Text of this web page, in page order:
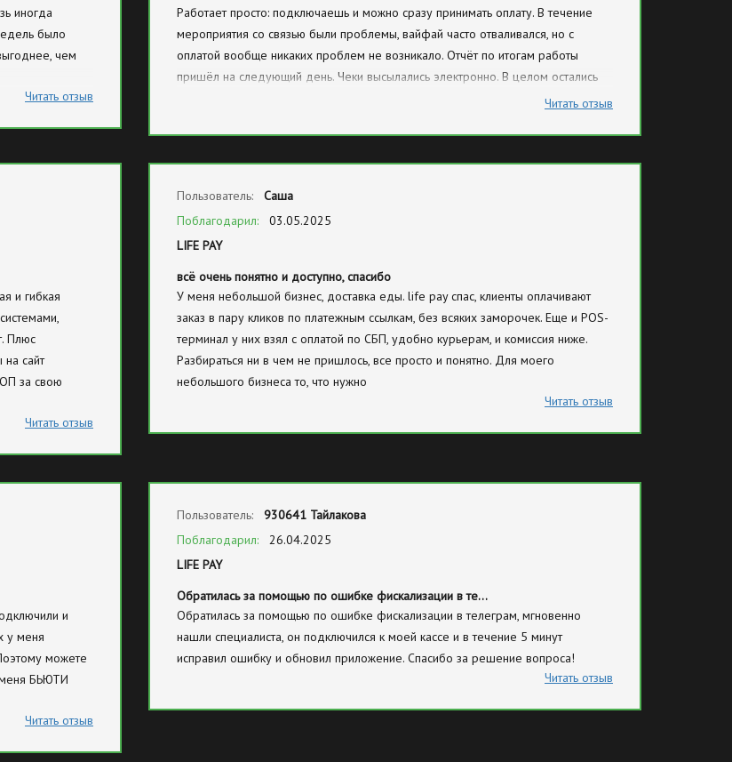
иногда
было
чем
Читать отзыв
Работает просто: подключаешь и можно сразу принимать оплату. В течение
мероприятия со связью были проблемы, вайфай часто отваливался, но с
оплатой вообще никаких проблем не возникало. Отчёт по итогам работы
пришёл на следующий день. Чеки высылались электронно. В целом остались
Читать отзыв
и гибкая
Плюс
сайт
за свою
Читать отзыв
Пользователь:
Саша
Поблагодарил:
03.05.2025
LIFE PAY
всё очень понятно и доступно, спасибо
У меня небольшой бизнес, доставка еды. life pay спас, клиенты оплачивают
заказ в пару кликов по платежным ссылкам, без всяких заморочек. Еще и POS-
терминал у них взял с оплатой по СБП, удобно курьерам, и комиссия ниже.
Разбираться ни в чем не пришлось, все просто и понятно. Для моего
небольшого бизнеса то, что нужно
Читать отзыв
и
у меня
можете
меня БЬЮТИ
Читать отзыв
Пользователь:
930641 Тайлакова
Поблагодарил:
26.04.2025
LIFE PAY
Обратилась за помощью по ошибке фискализации в те…
Обратилась за помощью по ошибке фискализации в телеграм, мгновенно
нашли специалиста, он подключился к моей кассе и в течение 5 минут
исправил ошибку и обновил приложение. Спасибо за решение вопроса!
Читать отзыв